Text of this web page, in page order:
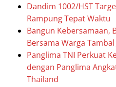
Dandim 1002/HST
Rampung Tepat Waktu
Bangun Kebersamaan,
Bersama Warga
Panglima TNI Perkuat
dengan Panglima
Thailand